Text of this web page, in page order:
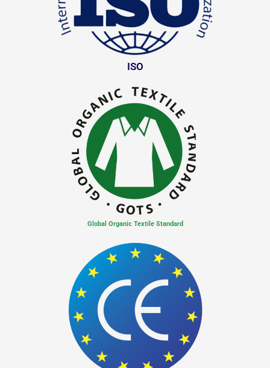
ISO
Global Organic Textile Standard